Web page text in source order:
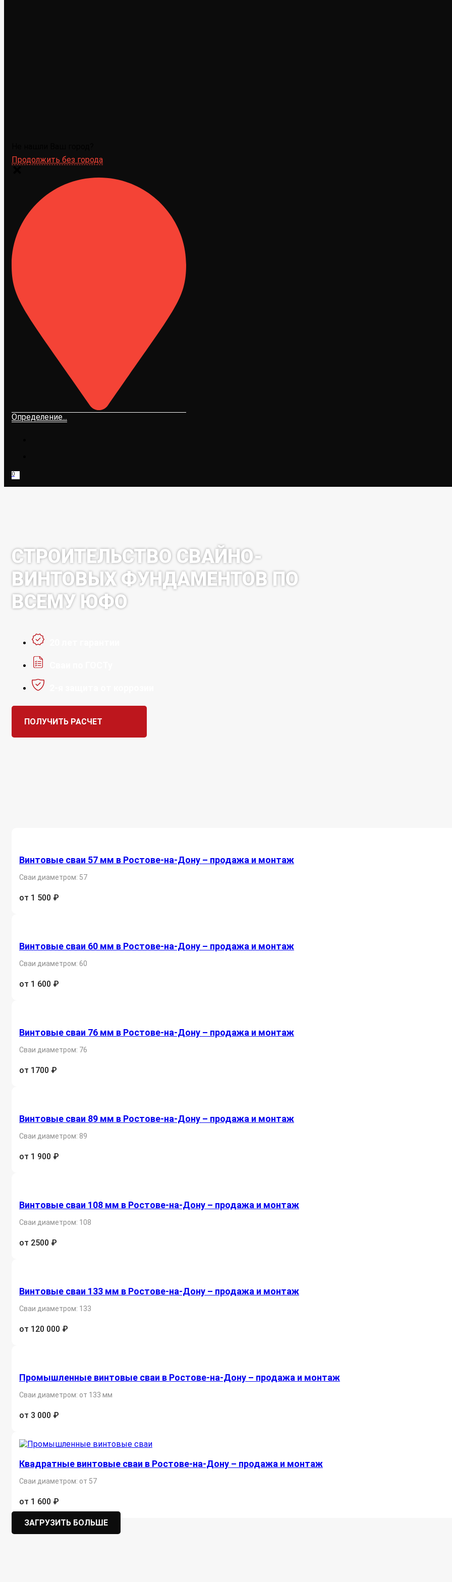
Продолжить без города
Определение...
0
СТРОИТЕЛЬСТВО СВАЙНО-
ВИНТОВЫХ ФУНДАМЕНТОВ ПО
ВСЕМУ ЮФО
ПОЛУЧИТЬ РАСЧЕТ
Винтовые сваи 57 мм в Ростове-на-Дону – продажа и монтаж
Сваи диаметром: 57
от 1 500 ₽
Винтовые сваи 60 мм в Ростове-на-Дону – продажа и монтаж
Сваи диаметром: 60
от 1 600 ₽
Винтовые сваи 76 мм в Ростове-на-Дону – продажа и монтаж
Сваи диаметром: 76
от 1700 ₽
Винтовые сваи 89 мм в Ростове-на-Дону – продажа и монтаж
Сваи диаметром: 89
от 1 900 ₽
Винтовые сваи 108 мм в Ростове-на-Дону – продажа и монтаж
Сваи диаметром: 108
от 2500 ₽
Винтовые сваи 133 мм в Ростове-на-Дону – продажа и монтаж
Сваи диаметром: 133
от 120 000 ₽
Промышленные винтовые сваи в Ростове-на-Дону – продажа и монтаж
Сваи диаметром: от 133 мм
от 3 000 ₽
Квадратные винтовые сваи в Ростове-на-Дону – продажа и монтаж
Сваи диаметром: от 57
от 1 600 ₽
ЗАГРУЗИТЬ БОЛЬШЕ